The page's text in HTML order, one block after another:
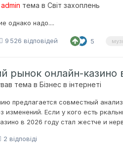
admin тема в Світ захоплень
однако надо....
9 526 відповідей 5
рынок онлайн-казино
тема в Бізнес в інтернеті
предлагается совместный
изменений. Если у кого есть
в 2026 году стал жестче и
2 відповіді